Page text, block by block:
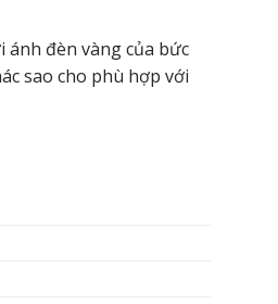
đèn vàng của bức
sao cho phù hợp với